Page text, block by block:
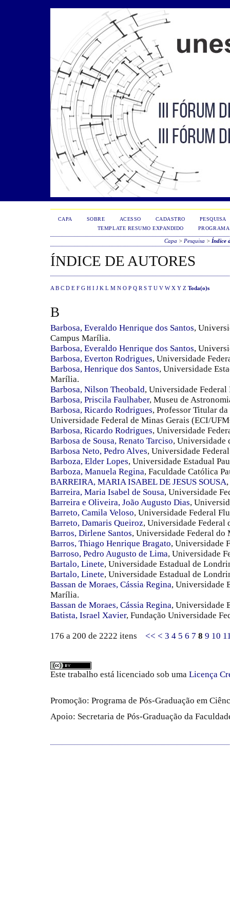
CAPA SOBRE ACESSO CADASTRO
PESQUISA
TEMPLATE RESUMO EXPANDIDO
PROGRAMA
Capa > Pesquisa > Índice
ÍNDICE DE AUTORES
A B C D E F G H I J K L M N O P Q R S T U V W X Y Z Toda(o)s
B
Barbosa, Everaldo Henrique dos Santos,
Campus Marília.
Barbosa, Everaldo Henrique dos Santos,
Barbosa, Everton Rodrigues, Universidade
Barbosa, Henrique dos Santos, Universidade
Marília.
Barbosa, Nilson Theobald, Universidade Federal
Barbosa, Priscila Faulhaber, Museu de
Barbosa, Ricardo Rodrigues, Professor Titular
Universidade Federal de Minas Gerais (ECI/
Barbosa, Ricardo Rodrigues, Universidade
Barbosa de Sousa, Renato Tarciso, Universidade
Barbosa Neto, Pedro Alves, Universidade
Barboza, Elder Lopes, Universidade Estadual
Barboza, Manuela Regina, Faculdade Católica
BARREIRA, MARIA ISABEL DE JESUS SOUSA
Barreira, Maria Isabel de Sousa, Universidade
Barreira e Oliveira, João Augusto Dias,
Barreto, Camila Veloso, Universidade Federal
Barreto, Damaris Queiroz, Universidade Federal
Barros, Dirlene Santos, Universidade Federal do
Barros, Thiago Henrique Bragato, Universidade
Barroso, Pedro Augusto de Lima, Universidade
Bartalo, Linete, Universidade Estadual de
Bartalo, Linete, Universidade Estadual de
Bassan de Moraes, Cássia Regina, Universidade
Marília.
Bassan de Moraes, Cássia Regina, Universidade
Batista, Israel Xavier, Fundação Universidade
176 a 200 de 2222 itens << < 3 4 5 6 7 8 9 10
Este trabalho está licenciado sob uma Licença
Promoção: Programa de Pós-Graduação em
Apoio: Secretaria de Pós-Graduação da